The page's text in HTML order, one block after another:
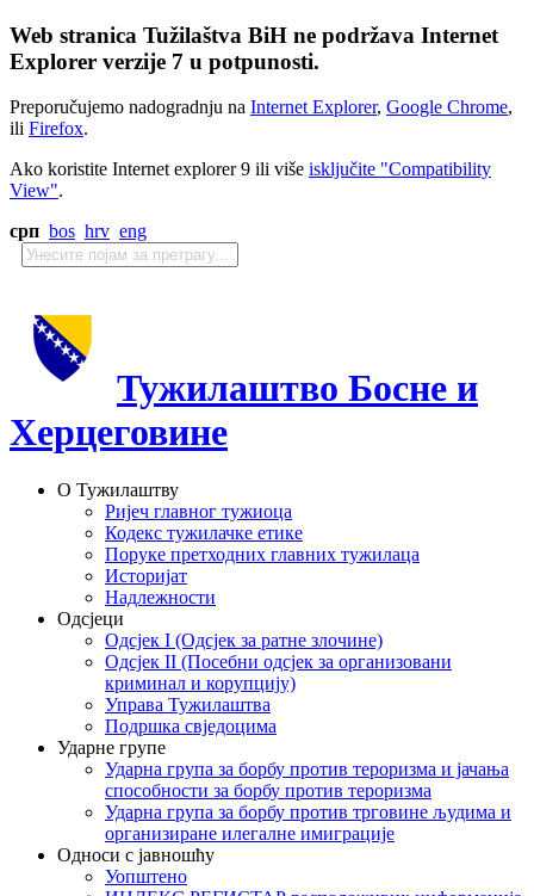
Web stranica Tužilaštva BiH ne podržava Internet
Explorer verzije 7 u potpunosti.
Preporučujemo nadogradnju na Internet Explorer, Google Chrome,
ili Firefox.
Ako koristite Internet explorer 9 ili više isključite "Compatibility
View".
срп bos hrv eng
Тужилаштво Босне и
Херцеговине
О Тужилаштву
Ријеч главног тужиоца
Кодекс тужилачке етике
Поруке претходних главних тужилаца
Историјат
Надлежности
Одсјеци
Одсјек I (Одсјек за ратне злочине)
Одсјек II (Посебни одсјек за организовани
криминал и корупцију)
Управа Тужилаштва
Подршка свједоцима
Ударне групе
Ударна група за борбу против тероризма и јачања
способности за борбу против тероризма
Ударна група за борбу против трговине људима и
организиране илегалне имиграције
Односи с јавношћу
Уопштено